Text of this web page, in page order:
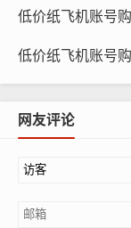
纸飞机账号购买,
低价纸飞机账号
网友评论